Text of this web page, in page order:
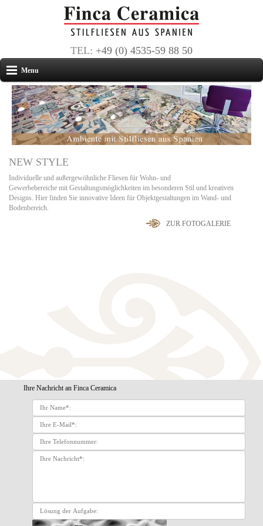
TEL: +49 (0) 4535-59 88 50
Menu
NEW STYLE
Individuelle und außergewöhnliche Fliesen für Wohn- und
Gewerbebereiche mit Gestaltungsmöglichkeiten im besonderen Stil und kreativen
Designs. Hier finden Sie innovative Ideen für Objektgestaltungen im Wand- und
Bodenbereich.
ZUR FOTOGALERIE
Ihre Nachricht an Finca Ceramica